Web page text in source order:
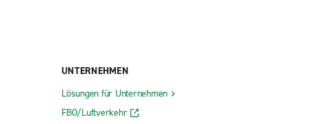
UNTERNEHMEN
Lösungen für Unternehmen
FBO/Luftverkehr